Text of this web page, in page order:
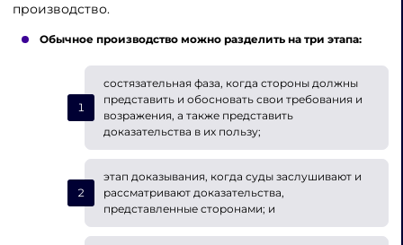
производство.
Обычное производство можно разделить на три этапа:
состязательная фаза, когда стороны должны
представить и обосновать свои требования и
возражения, а также представить
доказательства в их пользу;
этап доказывания, когда суды заслушивают и
рассматривают доказательства,
представленные сторонами; и